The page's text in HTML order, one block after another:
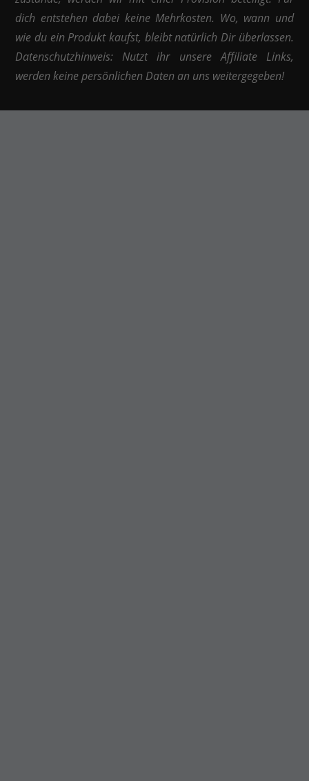
dich entstehen dabei keine Mehrkosten. Wo, wann und
wie du ein Produkt kaufst, bleibt natürlich Dir überlassen.
Datenschutzhinweis: Nutzt ihr unsere Affiliate Links,
werden keine persönlichen Daten an uns weitergegeben!